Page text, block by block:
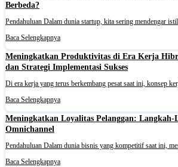
Berbeda?
Baca Selengkapnya
Meningkatkan Produktivitas di Era Kerja
dan Strategi Implementasi Sukses
Baca Selengkapnya
Meningkatkan Loyalitas Pelanggan: Langkah-
Omnichannel
Baca Selengkapnya